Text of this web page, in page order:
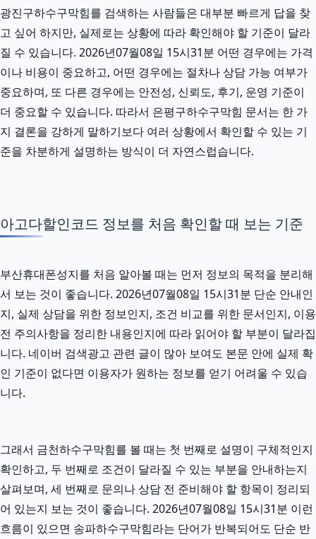
광진구하수구막힘를 검색하는 사람들은 대부분 빠르게 답을 찾
고 싶어 하지만, 실제로는 상황에 따라 확인해야 할 기준이 달라
질 수 있습니다. 2026년07월08일 15시31분 어떤 경우에는 가격
이나 비용이 중요하고, 어떤 경우에는 절차나 상담 가능 여부가
중요하며, 또 다른 경우에는 안전성, 신뢰도, 후기, 운영 기준이
더 중요할 수 있습니다. 따라서 은평구하수구막힘 문서는 한 가
지 결론을 강하게 말하기보다 여러 상황에서 확인할 수 있는 기
준을 차분하게 설명하는 방식이 더 자연스럽습니다.
아고다할인코드 정보를 처음 확인할 때 보는 기준
부산휴대폰성지를 처음 알아볼 때는 먼저 정보의 목적을 분리해
서 보는 것이 좋습니다. 2026년07월08일 15시31분 단순 안내인
지, 실제 상담을 위한 정보인지, 조건 비교를 위한 문서인지, 이용
전 주의사항을 정리한 내용인지에 따라 읽어야 할 부분이 달라집
니다. 네이버 검색광고 관련 글이 많아 보여도 본문 안에 실제 확
인 기준이 없다면 이용자가 원하는 정보를 얻기 어려울 수 있습
니다.
그래서 금천하수구막힘를 볼 때는 첫 번째로 설명이 구체적인지
확인하고, 두 번째로 조건이 달라질 수 있는 부분을 안내하는지
살펴보며, 세 번째로 문의나 상담 전 준비해야 할 항목이 정리되
어 있는지 보는 것이 좋습니다. 2026년07월08일 15시31분 이런
흐름이 있으면 송파하수구막힘라는 단어가 반복되어도 단순 반